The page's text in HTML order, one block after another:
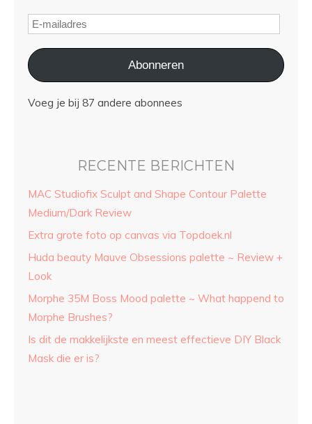
Abonneren
Voeg je bij 87 andere abonnees
RECENTE BERICHTEN
MAC Studiofix Sculpt and Shape Contour Palette
Medium/Dark Review
Extra grote foto op canvas via Topdoek.nl
Huda beauty Mauve Obsessions palette ~ Review +
Look
Morphe 35M Boss Mood palette ~ What happend to
Morphe Brushes?
Is dit de makkelijkste en meest effectieve DIY Black
Mask die er is?